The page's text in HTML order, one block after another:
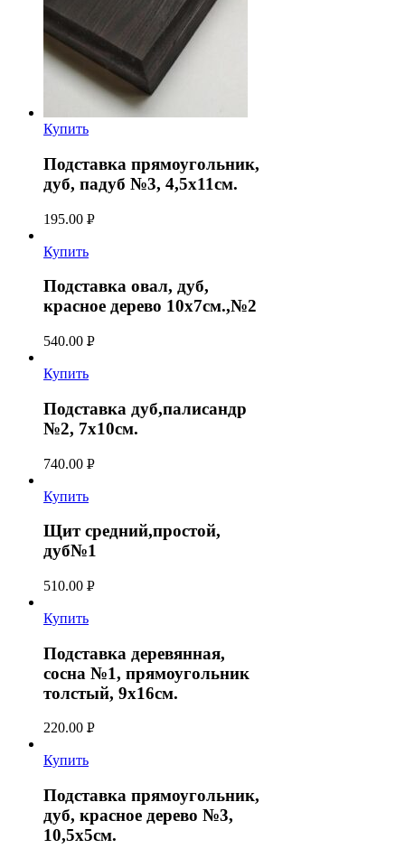
Купить
Подставка прямоугольник,
дуб, падуб №3, 4,5х11см.
195.00 Р
Купить
Подставка овал, дуб,
красное дерево 10х7см.,№2
540.00 Р
Купить
Подставка дуб,палисандр
№2, 7х10см.
740.00 Р
Купить
Щит средний,простой,
дуб№1
510.00 Р
Купить
Подставка деревянная,
сосна №1, прямоугольник
толстый, 9х16см.
220.00 Р
Купить
Подставка прямоугольник,
дуб, красное дерево №3,
10,5х5см.